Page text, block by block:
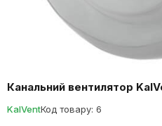
Канальний вентилятор
KalVentКод товару: 6